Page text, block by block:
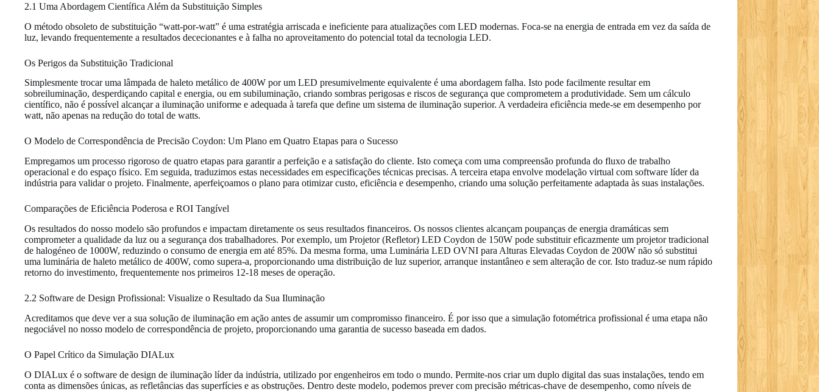
2.1 Uma Abordagem Científica Além da Substituição Simples
O método obsoleto de substituição “watt-por-watt” é uma estratégia arriscada e ineficiente para atualizações com LED modernas. Foca-se na energia de entrada em vez da saída de
luz, levando frequentemente a resultados dececionantes e à falha no aproveitamento do potencial total da tecnologia LED.
Os Perigos da Substituição Tradicional
Simplesmente trocar uma lâmpada de haleto metálico de 400W por um LED presumivelmente equivalente é uma abordagem falha. Isto pode facilmente resultar em
sobreiluminação, desperdiçando capital e energia, ou em subiluminação, criando sombras perigosas e riscos de segurança que comprometem a produtividade. Sem um cálculo
científico, não é possível alcançar a iluminação uniforme e adequada à tarefa que define um sistema de iluminação superior. A verdadeira eficiência mede-se em desempenho por
watt, não apenas na redução do total de watts.
O Modelo de Correspondência de Precisão Coydon: Um Plano em Quatro Etapas para o Sucesso
Empregamos um processo rigoroso de quatro etapas para garantir a perfeição e a satisfação do cliente. Isto começa com uma compreensão profunda do fluxo de trabalho
operacional e do espaço físico. Em seguida, traduzimos estas necessidades em especificações técnicas precisas. A terceira etapa envolve modelação virtual com software líder da
indústria para validar o projeto. Finalmente, aperfeiçoamos o plano para otimizar custo, eficiência e desempenho, criando uma solução perfeitamente adaptada às suas instalações.
Comparações de Eficiência Poderosa e ROI Tangível
Os resultados do nosso modelo são profundos e impactam diretamente os seus resultados financeiros. Os nossos clientes alcançam poupanças de energia dramáticas sem
comprometer a qualidade da luz ou a segurança dos trabalhadores. Por exemplo, um Projetor (Refletor) LED Coydon de 150W pode substituir eficazmente um projetor tradicional
de halogéneo de 1000W, reduzindo o consumo de energia em até 85%. Da mesma forma, uma Luminária LED OVNI para Alturas Elevadas Coydon de 200W não só substitui
uma luminária de haleto metálico de 400W, como supera-a, proporcionando uma distribuição de luz superior, arranque instantâneo e sem alteração de cor. Isto traduz-se num rápido
retorno do investimento, frequentemente nos primeiros 12-18 meses de operação.
2.2 Software de Design Profissional: Visualize o Resultado da Sua Iluminação
Acreditamos que deve ver a sua solução de iluminação em ação antes de assumir um compromisso financeiro. É por isso que a simulação fotométrica profissional é uma etapa não
negociável no nosso modelo de correspondência de projeto, proporcionando uma garantia de sucesso baseada em dados.
O Papel Crítico da Simulação DIALux
O DIALux é o software de design de iluminação líder da indústria, utilizado por engenheiros em todo o mundo. Permite-nos criar um duplo digital das suas instalações, tendo em
conta as dimensões únicas, as refletâncias das superfícies e as obstruções. Dentro deste modelo, podemos prever com precisão métricas-chave de desempenho, como níveis de